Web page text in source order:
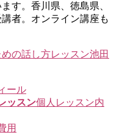
す。香川県、徳島県、
者。オンライン講座も
ール
ッスン個人レッスン内
用